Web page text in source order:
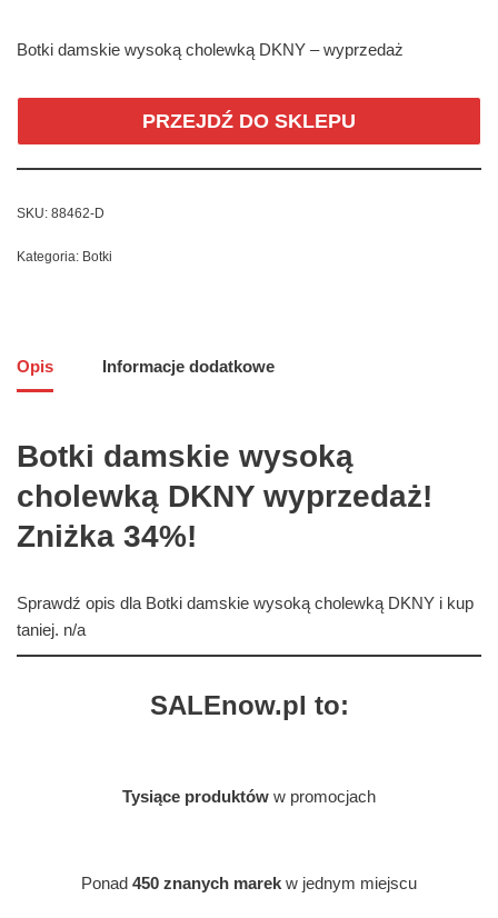
Botki damskie wysoką cholewką DKNY – wyprzedaż
PRZEJDŹ DO SKLEPU
SKU: 88462-D
Kategoria: Botki
Opis Informacje dodatkowe
Botki damskie wysoką
cholewką DKNY wyprzedaż!
Zniżka 34%!
Sprawdź opis dla Botki damskie wysoką cholewką DKNY i kup
taniej. n/a
SALEnow.pl to:
Tysiące produktów w promocjach
Ponad 450 znanych marek w jednym miejscu